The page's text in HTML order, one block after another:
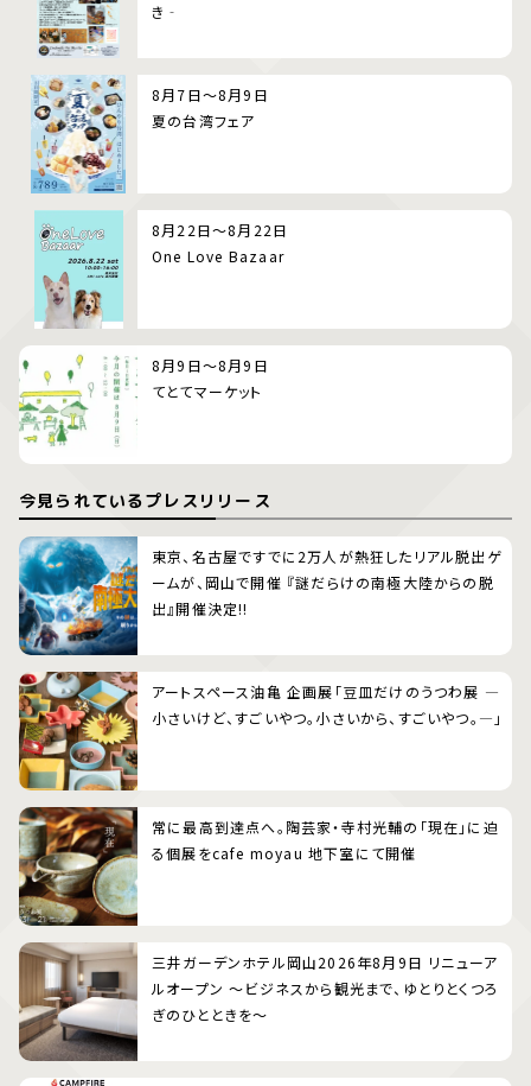
き‐
8月7日～8月9日
夏の台湾フェア
8月22日～8月22日
One Love Bazaar
8月9日～8月9日
てとてマーケット
今見られているプレスリリース
東京、名古屋ですでに2万人が熱狂したリアル脱出ゲ
ームが、岡山で開催 『謎だらけの南極大陸からの脱
出』開催決定!!
アートスペース油亀 企画展「豆皿だけのうつわ展 ―
小さいけど、すごいやつ。小さいから、すごいやつ。―」
常に最高到達点へ。陶芸家・寺村光輔の「現在」に迫
る個展をcafe moyau 地下室にて開催
三井ガーデンホテル岡山2026年8月9日 リニューア
ルオープン 〜ビジネスから観光まで、ゆとりとくつろ
ぎのひとときを〜